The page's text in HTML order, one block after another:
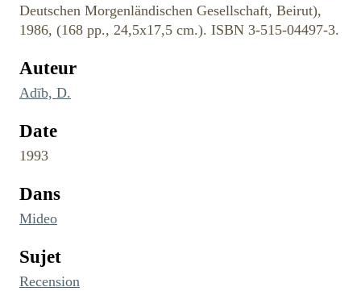
Deutschen Morgenländischen Gesellschaft, Beirut),
1986, (168 pp., 24,5x17,5 cm.). ISBN 3-515-04497-3.
Auteur
Adīb, D.
Date
1993
Dans
Mideo
Sujet
Recension